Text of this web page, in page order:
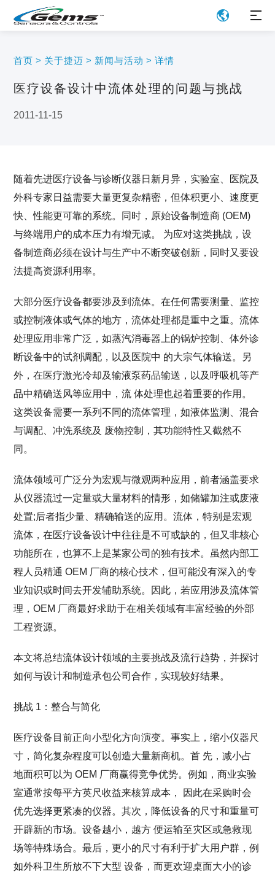
首页 > 关于捷迈 > 新闻与活动 > 详情
医疗设备设计中流体处理的问题与挑战
2011-11-15
随着先进医疗设备与诊断仪器日新月异，实验室、医院及
外科专家日益需要大量更复杂精密，但体积更小、速度更
快、性能更可靠的系统。同时，原始设备制造商 (OEM)
与终端用户的成本压力有增无减。 为应对这类挑战，设
备制造商必须在设计与生产中不断突破创新，同时又要设
法提高资源利用率。
大部分医疗设备都要涉及到流体。在任何需要测量、监控
或控制液体或气体的地方，流体处理都是重中之重。流体
处理应用非常广泛，如蒸汽消毒器上的锅炉控制、体外诊
断设备中的试剂调配，以及医院中 的大宗气体输送。另
外，在医疗激光冷却及输液泵药品输送，以及呼吸机等产
品中精确送风等应用中，流 体处理也起着重要的作用。
这类设备需要一系列不同的流体管理，如液体监测、混合
与调配、冲洗系统及 废物控制，其功能特性又截然不
同。
流体领域可广泛分为宏观与微观两种应用，前者涵盖要求
从仪器流过一定量或大量材料的情形，如储罐加注或废液
处置;后者指少量、精确输送的应用。流体，特别是宏观
流体，在医疗设备设计中往往是不可或缺的，但又非核心
功能所在，也算不上是某家公司的独有技术。虽然内部工
程人员精通 OEM 厂商的核心技术，但可能没有深入的专
业知识或时间去开发辅助系统。因此，若应用涉及流体管
理，OEM 厂商最好求助于在相关领域有丰富经验的外部
工程资源。
本文将总结流体设计领域的主要挑战及流行趋势，并探讨
如何与设计和制造承包公司合作，实现较好结果。
挑战 1：整合与简化
医疗设备目前正向小型化方向演变。事实上，缩小仪器尺
寸，简化复杂程度可以创造大量新商机。首 先，减小占
地面积可以为 OEM 厂商赢得竞争优势。例如，商业实验
室通常按每平方英尺收益来核算成本， 因此在采购时会
优先选择更紧凑的仪器。其次，降低设备的尺寸和重量可
开辟新的市场。设备越小，越方 便运输至灾区或急救现
场等特殊场合。最后，更小的尺寸有利于扩大用户群，例
如外科卫生所放不下大型 设备，而更欢迎桌面大小的诊